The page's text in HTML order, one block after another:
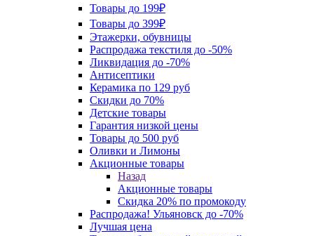
Товары до 199₽
Товары до 399₽
Этажерки, обувницы
Распродажа текстиля до -50%
Ликвидация до -70%
Антисептики
Керамика по 129 руб
Скидки до 70%
Детские товары
Гарантия низкой цены
Товары до 500 руб
Оливки и Лимоны
Акционные товары
Назад
Акционные товары
Скидка 20% по промокоду
Распродажа! Ульяновск до -70%
Лучшая цена